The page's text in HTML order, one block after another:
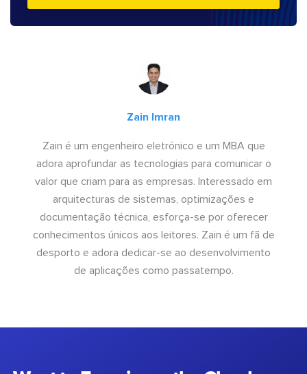
Zain Imran
Zain é um engenheiro eletrónico e um MBA que
adora aprofundar as tecnologias para comunicar o
valor que criam para as empresas. Interessado em
arquitecturas de sistemas, optimizações e
documentação técnica, esforça-se por oferecer
conhecimentos únicos aos leitores. Zain é um fã de
desporto e adora dedicar-se ao desenvolvimento
de aplicações como passatempo.